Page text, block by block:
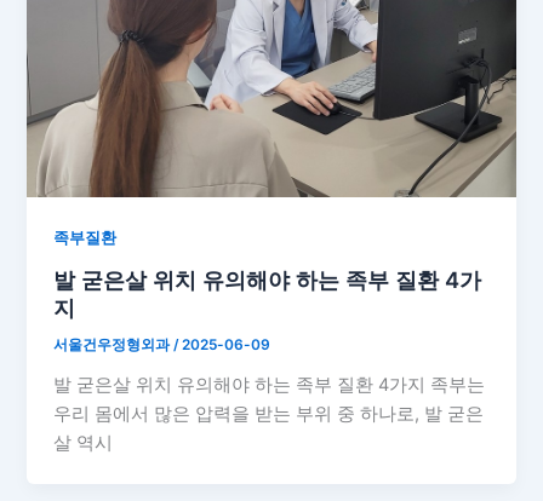
족부질환
발 굳은살 위치 유의해야 하는 족부 질환 4가
지
서울건우정형외과/2025-06-09
발 굳은살 위치 유의해야 하는 족부 질환 4가지 족부는
우리 몸에서 많은 압력을 받는 부위 중 하나로, 발 굳은
살 역시